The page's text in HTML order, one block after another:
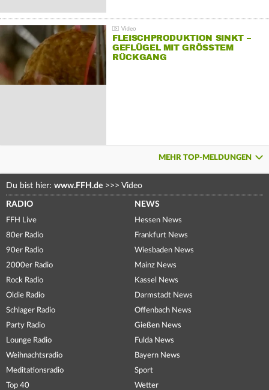
FLEISCHPRODUKTION SINKT –
GEFLÜGEL MIT GRÖSSTEM R
ÜCKGANG
MEHR TOP-MELDUNGEN
Du bist hier: www.FFH.de >>> Video
RADIO
FFH Live
80er Radio
90er Radio
2000er Radio
Rock Radio
Oldie Radio
Schlager Radio
Party Radio
Lounge Radio
Weihnachtsradio
Meditationsradio
Top 40
NEWS
Hessen News
Frankfurt News
Wiesbaden News
Mainz News
Kassel News
Darmstadt News
Offenbach News
Gießen News
Fulda News
Bayern News
Sport
Wetter